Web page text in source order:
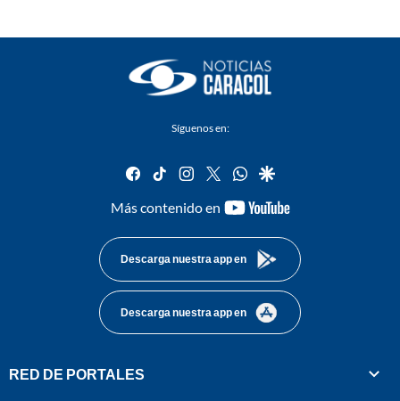
Síguenos en:
facebook
tiktok instagram
twitterwhatsapp
google
Más contenido en
youtube-
Descarga nuestra app en
Descarga nuestra app en
RED DE PORTALES